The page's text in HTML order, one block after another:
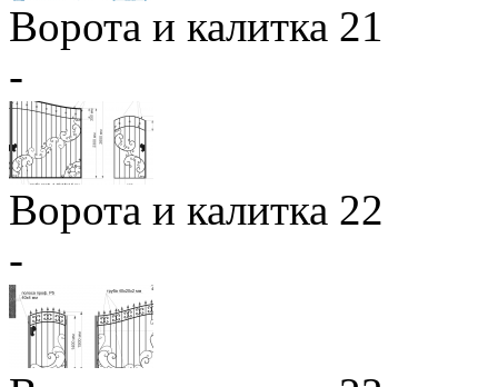
Ворота и калитка 21
-
Ворота и калитка 22
-